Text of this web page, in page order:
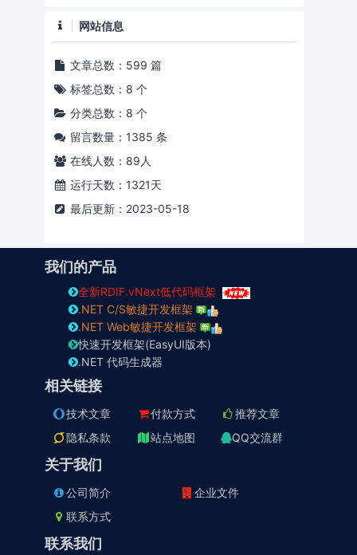
网站信息
文章总数：599 篇
标签总数：8 个
分类总数：8 个
留言数量：1385 条
在线人数： 89 人
运行天数：1321天
最后更新：2023-05-18
我们的产品
全新RDIF.vNext低代码框架
.NET C/S敏捷开发框架
.NET Web敏捷开发框架
快速开发框架(EasyUI版本)
.NET 代码生成器
相关链接
技术文章 付款方式
推荐文章
隐私条款
站点地图 QQ交流群
关于我们
公司简介
企业文件
联系方式
联系我们